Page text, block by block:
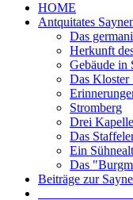
HOME
Antquitates
Das
Herkunft
Gebäude in
Das Kloster
Stromberg
Drei
Das
Ein
Das
Beiträge zur